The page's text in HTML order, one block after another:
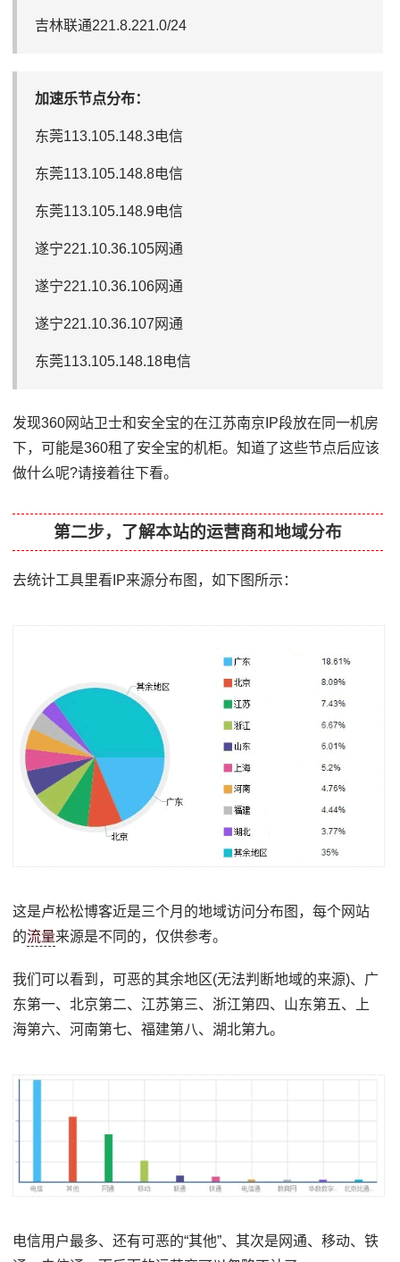
吉林联通221.8.221.0/24
加速乐节点分布：
东莞113.105.148.3电信
东莞113.105.148.8电信
东莞113.105.148.9电信
遂宁221.10.36.105网通
遂宁221.10.36.106网通
遂宁221.10.36.107网通
东莞113.105.148.18电信
发现360网站卫士和安全宝的在江苏南京IP段放在同一机房
下，可能是360租了安全宝的机柜。知道了这些节点后应该
做什么呢?请接着往下看。
第二步，了解本站的运营商和地域分布
去统计工具里看IP来源分布图，如下图所示：
这是卢松松博客近是三个月的地域访问分布图，每个网站
的流量来源是不同的，仅供参考。
我们可以看到，可恶的其余地区(无法判断地域的来源)、广
东第一、北京第二、江苏第三、浙江第四、山东第五、上
海第六、河南第七、福建第八、湖北第九。
电信用户最多、还有可恶的“其他”、其次是网通、移动、铁